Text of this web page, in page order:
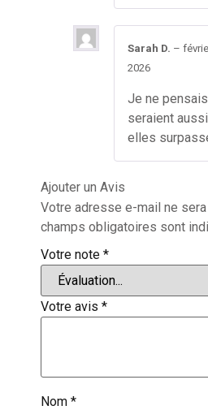
Sarah D. –
2026
Je ne
seraient
elles
Ajouter un Avis
Votre adresse e-mail ne sera
champs obligatoires sont
Votre note *
Votre avis *
Nom *